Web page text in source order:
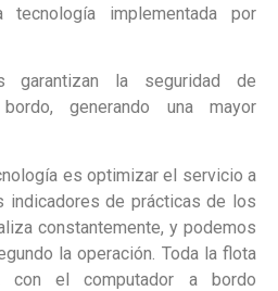
implementada por
garantizan la seguridad de
generando una mayor
es optimizar el servicio a
indicadores de prácticas de los
constantemente, y podemos
la operación. Toda la flota
con el computador a bordo